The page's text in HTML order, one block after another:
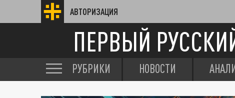
АВТОРИЗАЦИЯ
ПЕРВЫЙ
РУБРИКИ НОВОСТИ